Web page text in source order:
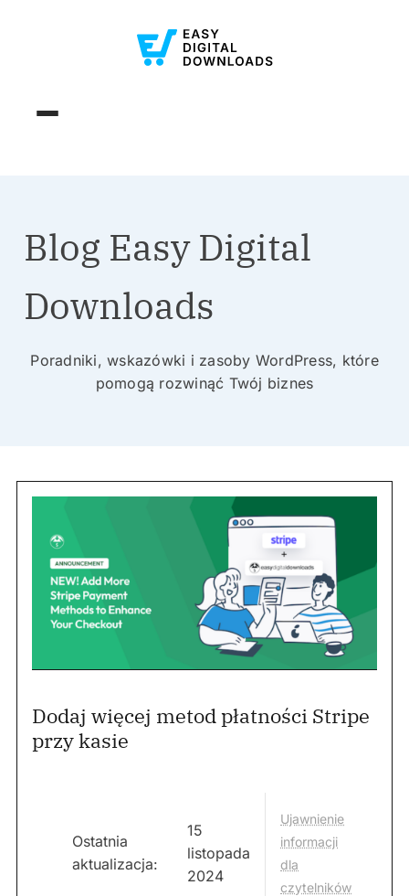
Blog Easy Digital
Downloads
Poradniki, wskazówki i zasoby WordPress, które
pomogą rozwinąć Twój biznes
Dodaj więcej metod płatności Stripe
przy kasie
Ostatnia
aktualizacja:
15
listopada
2024
Ujawnienie
informacji
dla
czytelników